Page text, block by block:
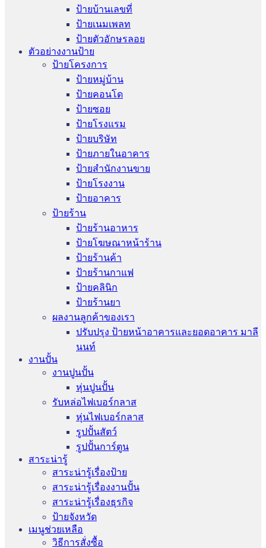
ป้ายบ้านเลขที่
ป้ายเนมเพลท
ป้ายตัวอักษรลอย
ตัวอย่างงานป้าย
ป้ายโครงการ
ป้ายหมู่บ้าน
ป้ายคอนโด
ป้ายซอย
ป้ายโรงแรม
ป้ายบริษัท
ป้ายภายในอาคาร
ป้ายสำนักงานขาย
ป้ายโรงงาน
ป้ายอาคาร
ป้ายร้าน
ป้ายร้านอาหาร
ป้ายโฆษณาหน้าร้าน
ป้ายร้านค้า
ป้ายร้านกาแฟ
ป้ายคลินิก
ป้ายร้านยา
ผลงานลูกค้าของเรา
ปรับปรุง ป้ายหน้าอาคารและยอดอาคาร มาลี
นนท์
งานปั้น
งานปูนปั้น
หุ่นปูนปั้น
รับหล่อไฟเบอร์กลาส
หุ่นไฟเบอร์กลาส
รูปปั้นสัตว์
รูปปั้นการ์ตูน
สาระน่ารู้
สาระน่ารู้เรื่องป้าย
สาระน่ารู้เรื่องงานปั้น
สาระน่ารู้เรื่องธุรกิจ
ป้ายจังหวัด
เมนูช่วยเหลือ
วิธีการสั่งซื้อ